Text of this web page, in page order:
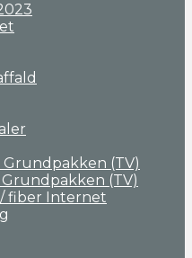
(TV)
(TV)
fiber Internet